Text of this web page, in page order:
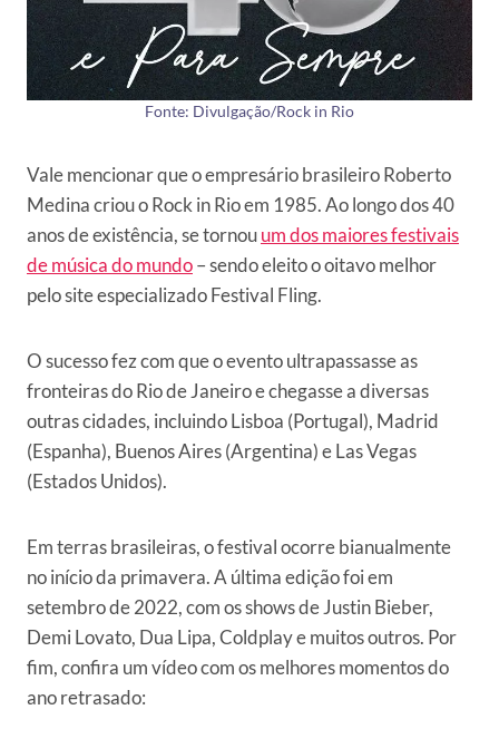
Fonte: Divulgação/Rock in Rio
Vale mencionar que o empresário brasileiro Roberto
Medina criou o Rock in Rio em 1985. Ao longo dos 40
anos de existência, se tornouum dos maiores festivais
de música do mundo– sendo eleito o oitavo melhor
pelo site especializado Festival Fling.
O sucesso fez com que o evento ultrapassasse as
fronteiras do Rio de Janeiro e chegasse a diversas
outras cidades, incluindo Lisboa (Portugal), Madrid
(Espanha), Buenos Aires (Argentina) e Las Vegas
(Estados Unidos).
Em terras brasileiras, o festival ocorre bianualmente
no início da primavera. A última edição foi em
setembro de 2022, com os shows de Justin Bieber,
Demi Lovato, Dua Lipa, Coldplay e muitos outros. Por
fim, confira um vídeo com os melhores momentos do
ano retrasado: